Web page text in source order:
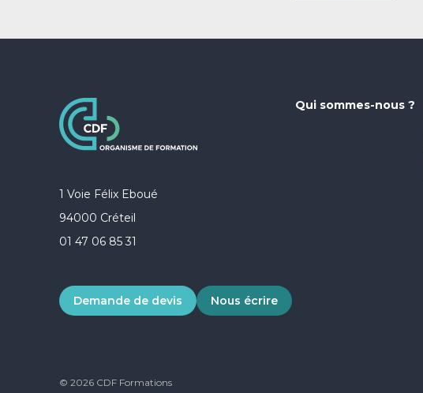
1 Voie Félix Eboué
94000 Créteil
01 47 06 85 31
Qui sommes-nous ?
Demande de devis Nous écrire
© 2026 CDF Formations